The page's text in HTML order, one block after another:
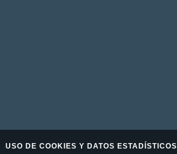
USO DE COOKIES Y DATOS ESTADÍSTICOS